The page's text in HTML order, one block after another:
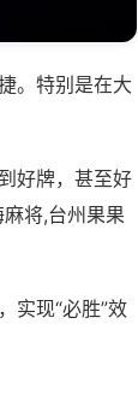
。特别是在大
好牌，甚至好
将,台州果果
实现“必胜”效